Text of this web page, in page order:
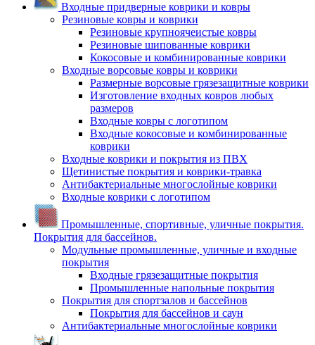
Входные придверные коврики и ковры
Резиновые ковры и коврики
Резиновые крупноячеистые ковры
Резиновые шипованные коврики
Кокосовые и комбинированные коврики
Входные ворсовые ковры и коврики
Размерные ворсовые грязезащитные коврики
Изготовление входных ковров любых
размеров
Входные ковры с логотипом
Входные кокосовые и комбинированные
коврики
Входные коврики и покрытия из ПВХ
Щетинистые покрытия и коврики-травка
Антибактериальные многослойные коврики
Входные коврики с логотипом
Промышленные, спортивные, уличные покрытия.
Покрытия для бассейнов.
Модульные промышленные, уличные и входные
покрытия
Входные грязезащитные покрытия
Промышленные напольные покрытия
Покрытия для спортзалов и бассейнов
Покрытия для бассейнов и саун
Антибактериальные многослойные коврики